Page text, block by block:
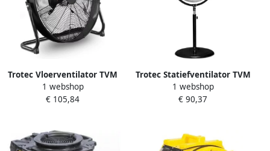
Trotec Vloerventilator TVM
20 D zwart | 120 Watt
TRO006041
1 webshop
€ 105,84
Trotec Statiefventilator TVM
18 S zwart | 107 t m 135 cm
TRO014349
1 webshop
€ 90,37